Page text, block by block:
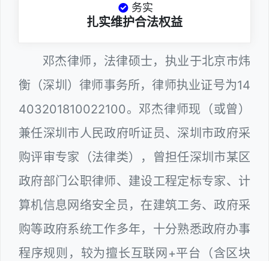
务实
扎实维护合法权益
邓杰律师，法律硕士，执业于北京市炜
衡（深圳）律师事务所，律师执业证号为14
403201810022100。邓杰律师现（或曾）
兼任深圳市人民政府听证员、深圳市政府采
购评审专家（法律类），曾担任深圳市某区
政府部门公职律师、建设工程定标专家、计
算机信息网络安全员，在建筑工务、政府采
购等政府系统工作多年，十分熟悉政府办事
程序规则，较为擅长互联网+平台（含区块